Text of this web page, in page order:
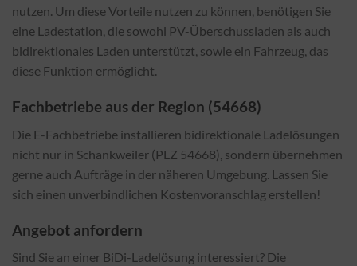
nutzen. Um diese Vorteile nutzen zu können, benötigen Sie
eine Ladestation, die sowohl PV-Überschussladen als auch
bidirektionales Laden unterstützt, sowie ein Fahrzeug, das
diese Funktion ermöglicht.
Fachbetriebe aus der Region (54668)
Die E-Fachbetriebe installieren bidirektionale Ladelösungen
nicht nur in Schankweiler (PLZ 54668), sondern übernehmen
gerne auch Aufträge in der näheren Umgebung. Lassen Sie
sich einen unverbindlichen Kostenvoranschlag erstellen!
Angebot anfordern
Sind Sie an einer BiDi-Ladelösung interessiert? Die